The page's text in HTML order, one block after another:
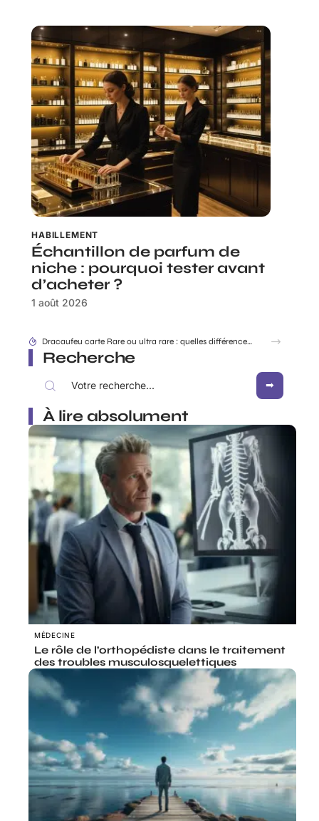
HABILLEMENT
Échantillon de parfum de
niche : pourquoi tester avant
d’acheter ?
1 août 2026
Dracaufeu carte Rare ou ultra rare : quelles différences pour les collectionneurs ?
Recherche
À lire absolument
MÉDECINE
Le rôle de l’orthopédiste dans le traitement
des troubles musculosquelettiques